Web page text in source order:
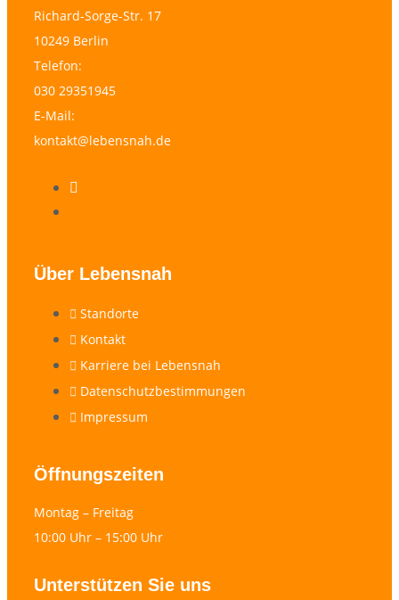
Richard-Sorge-Str. 17
10249 Berlin
Telefon:
030 29351945
E-Mail:
kontakt@lebensnah.de
Über Lebensnah
Standorte
Kontakt
Karriere bei Lebensnah
Datenschutzbestimmungen
Impressum
Öffnungszeiten
Montag – Freitag
10:00 Uhr – 15:00 Uhr
Unterstützen Sie uns